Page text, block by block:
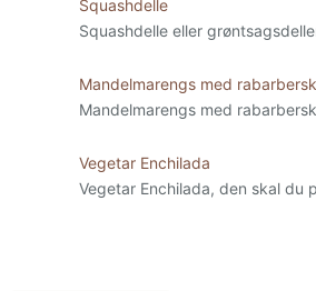
Squashdelle
Squashdelle eller
Mandelmarengs med
Mandelmarengs med
Vegetar Enchilada
Vegetar Enchilada, den skal du